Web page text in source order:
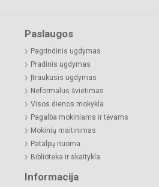
Paslaugos
Pagrindinis ugdymas
Pradinis ugdymas
Įtraukusis ugdymas
Neformalus švietimas
Visos dienos mokykla
Pagalba mokiniams ir tėvams
Mokinių maitinimas
Patalpų nuoma
Biblioteka ir skaitykla
Informacija